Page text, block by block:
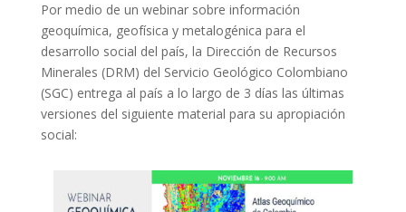
Por medio de un webinar sobre información
geoquímica, geofísica y metalogénica para el
desarrollo social del país, la Dirección de Recursos
Minerales (DRM) del Servicio Geológico Colombiano
(SGC) entrega al país a lo largo de 3 días las últimas
versiones del siguiente material para su apropiación
social: